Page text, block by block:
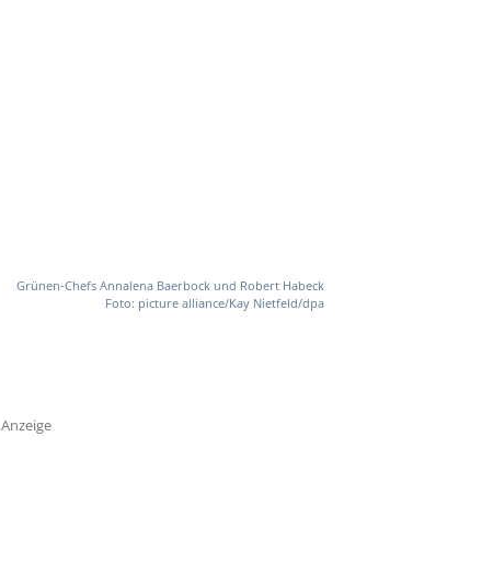
Grünen-Chefs Annalena Baerbock und Robert Habeck
Foto: picture alliance/Kay Nietfeld/dpa
Anzeige